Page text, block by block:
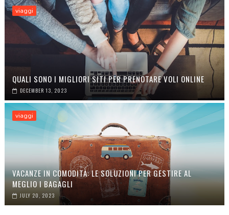
viaggi
QUALI SONO I MIGLIORI SITI PER PRENOTARE VOLI ONLINE
DECEMBER 13, 2023
viaggi
VACANZE IN COMODITÀ: LE SOLUZIONI PER GESTIRE AL
MEGLIO I BAGAGLI
JULY 20, 2023